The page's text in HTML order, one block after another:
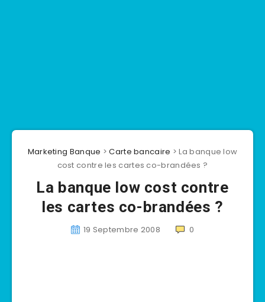
Marketing Banque >Carte bancaire >La banque low
cost contre les cartes co-brandées ?
La banque low cost contre
les cartes co-brandées ?
19 Septembre 2008 0